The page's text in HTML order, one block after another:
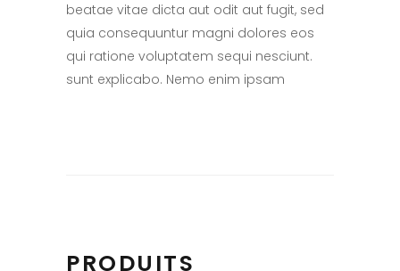
beatae vitae dicta aut odit aut fugit, sed
quia consequuntur magni dolores eos
qui ratione voluptatem sequi nesciunt.
sunt explicabo. Nemo enim ipsam
PRODUITS